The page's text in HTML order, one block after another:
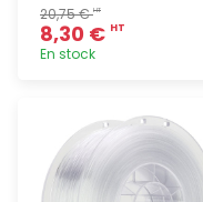
20,75 €HT
8,30 € HT
En stock
rapide